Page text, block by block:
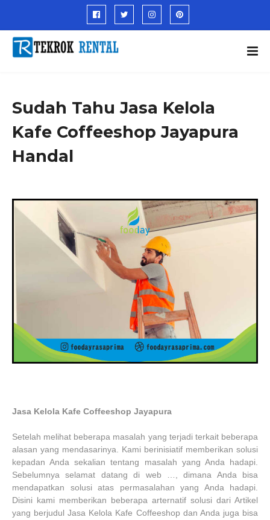
Sudah Tahu Jasa Kelola
Kafe Coffeeshop Jayapura
Handal
Jasa Kelola Kafe Coffeeshop Jayapura
Setelah melihat beberapa masalah yang terjadi terkait beberapa
alasan yang mendasarinya. Kami berinisiatif memberikan solusi
kepadan Anda sekalian tentang masalah yang Anda hadapi.
Sebelumnya selamat datang di web …, dimana Anda bisa
mendapatkan solusi atas permasalahan yang Anda hadapi.
Disini kami memberikan beberapa arternatif solusi dari Artikel
yang berjudul Jasa Kelola Kafe Coffeeshop dan Anda juga bisa